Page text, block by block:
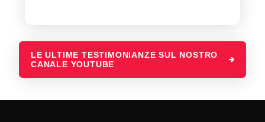
LE ULTIME TESTIMONIANZE SUL NOSTRO
CANALE YOUTUBE